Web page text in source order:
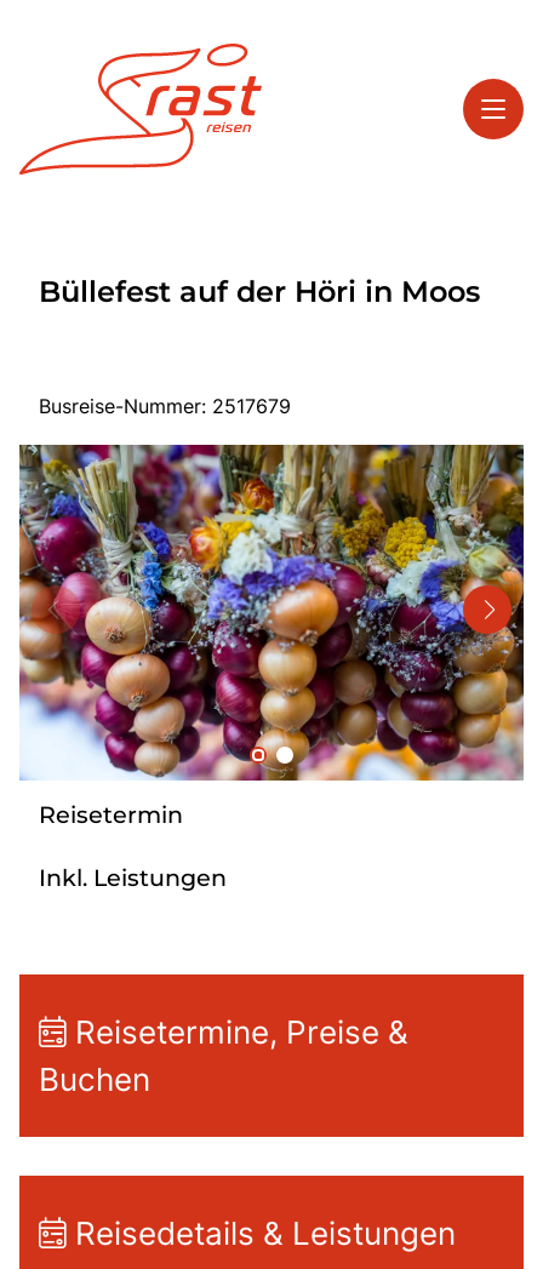
Highlights
Start
Tagesreisen
Mehrtagesreisen
Bus anmieten
Linienverkehr
Service
Kontakt
Büllefest auf der Höri in Moos
Busreise-Nummer: 2517679
Reisetermin
Inkl. Leistungen
Reisetermine, Preise &
Buchen
Reisedetails & Leistungen